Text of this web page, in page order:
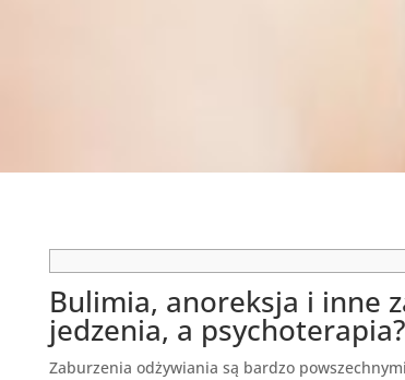
Bulimia, anoreksja i inne
jedzenia, a psychoterapia?
Zaburzenia odżywiania są bardzo